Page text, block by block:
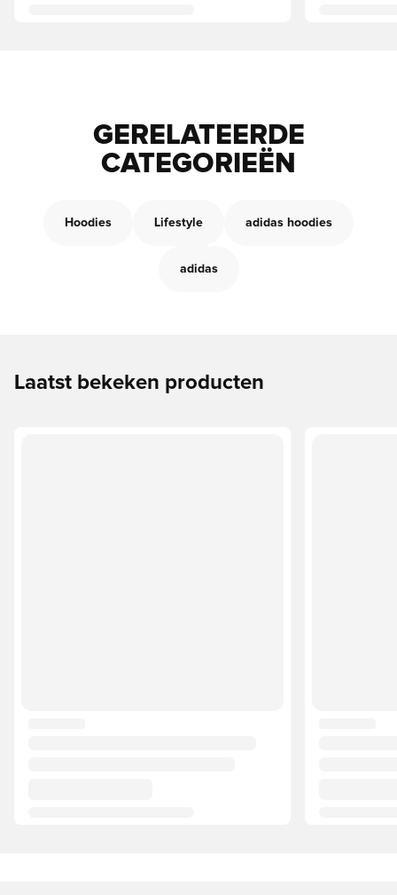
GERELATEERDE
CATEGORIEËN
Hoodies Lifestyle adidas hoodies
adidas
Laatst bekeken producten